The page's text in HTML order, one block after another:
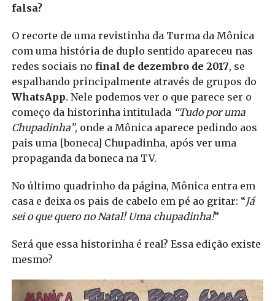
falsa?
O recorte de uma revistinha da Turma da Mônica
com uma história de duplo sentido apareceu nas
redes sociais no final de dezembro de 2017, se
espalhando principalmente através de grupos do
WhatsApp. Nele podemos ver o que parece ser o
começo da historinha intitulada “Tudo por uma
Chupadinha”, onde a Mônica aparece pedindo aos
pais uma [boneca] Chupadinha, após ver uma
propaganda da boneca na TV.
No último quadrinho da página, Mônica entra em
casa e deixa os pais de cabelo em pé ao gritar: “Já
sei o que quero no Natal! Uma chupadinha!”
Será que essa historinha é real? Essa edição existe
mesmo?